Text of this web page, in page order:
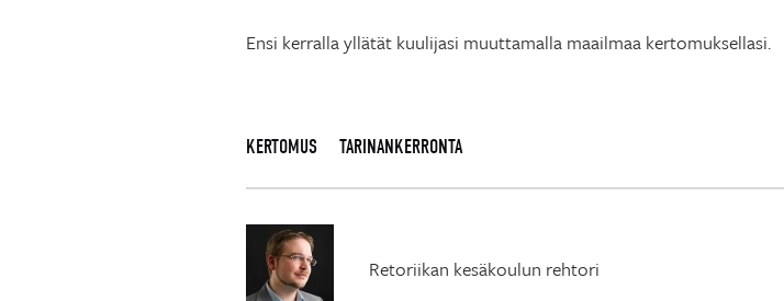
Ensi kerralla yllätät kuulijasi muuttamalla maailmaa kertomuksellasi.
KERTOMUS TARINANKERRONTA
Retoriikan kesäkoulun rehtori